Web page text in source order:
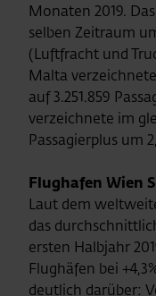
Monaten 2019.
selben Zeitraum
(Luftfracht und
Malta
auf 3.251.859
verzeichnete im
Passagierplus um
Flughafen Wien
Laut dem
das
ersten Halbjahr
Flughäfen bei
deutlich darüber: